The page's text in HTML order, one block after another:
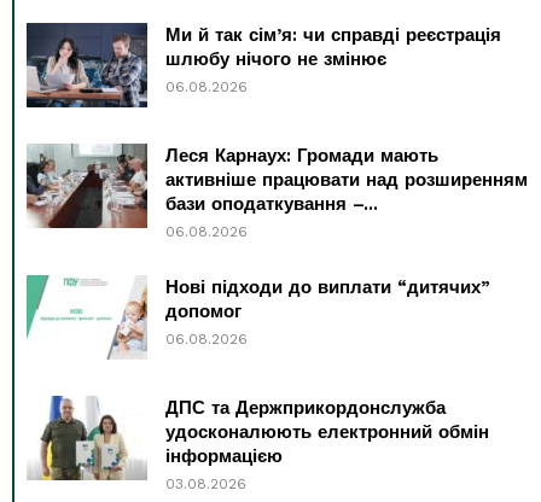
Ми й так сім’я: чи справді реєстрація
шлюбу нічого не змінює
06.08.2026
Леся Карнаух: Громади мають
активніше працювати над розширенням
бази оподаткування –...
06.08.2026
Нові підходи до виплати “дитячих”
допомог
06.08.2026
ДПС та Держприкордонслужба
удосконалюють електронний обмін
інформацією
03.08.2026